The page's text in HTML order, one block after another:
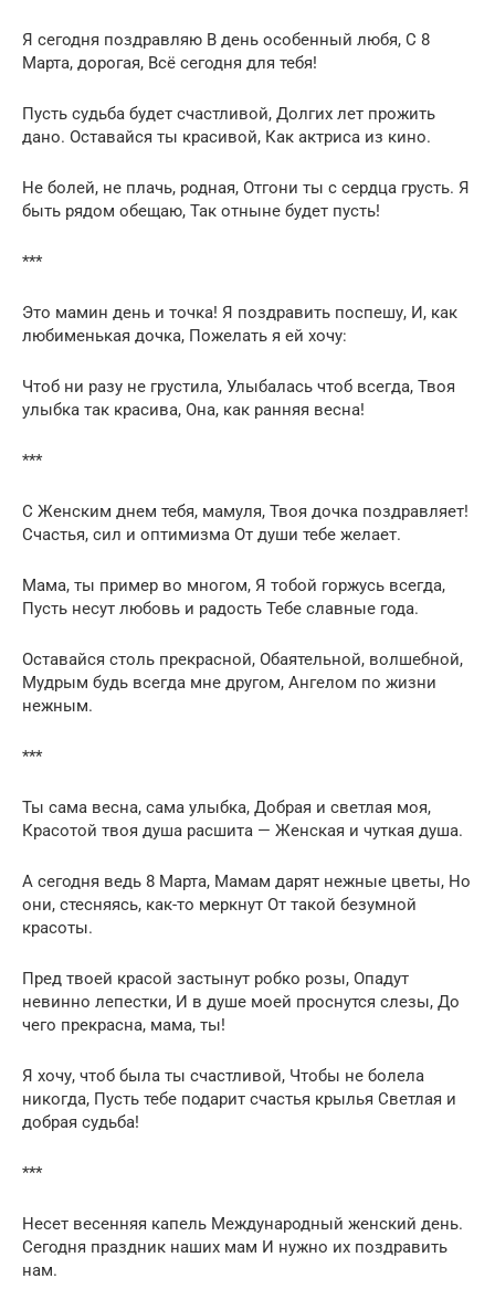
Я сегодня поздравляю В день особенный любя, С 8
Марта, дорогая, Всё сегодня для тебя!
Пусть судьба будет счастливой, Долгих лет прожить
дано. Оставайся ты красивой, Как актриса из кино.
Не болей, не плачь, родная, Отгони ты с сердца грусть. Я
быть рядом обещаю, Так отныне будет пусть!
***
Это мамин день и точка! Я поздравить поспешу, И, как
любименькая дочка, Пожелать я ей хочу:
Чтоб ни разу не грустила, Улыбалась чтоб всегда, Твоя
улыбка так красива, Она, как ранняя весна!
***
С Женским днем тебя, мамуля, Твоя дочка поздравляет!
Счастья, сил и оптимизма От души тебе желает.
Мама, ты пример во многом, Я тобой горжусь всегда,
Пусть несут любовь и радость Тебе славные года.
Оставайся столь прекрасной, Обаятельной, волшебной,
Мудрым будь всегда мне другом, Ангелом по жизни
нежным.
***
Ты сама весна, сама улыбка, Добрая и светлая моя,
Красотой твоя душа расшита — Женская и чуткая душа.
А сегодня ведь 8 Марта, Мамам дарят нежные цветы, Но
они, стесняясь, как-то меркнут От такой безумной
красоты.
Пред твоей красой застынут робко розы, Опадут
невинно лепестки, И в душе моей проснутся слезы, До
чего прекрасна, мама, ты!
Я хочу, чтоб была ты счастливой, Чтобы не болела
никогда, Пусть тебе подарит счастья крылья Светлая и
добрая судьба!
***
Несет весенняя капель Международный женский день.
Сегодня праздник наших мам И нужно их поздравить
нам.